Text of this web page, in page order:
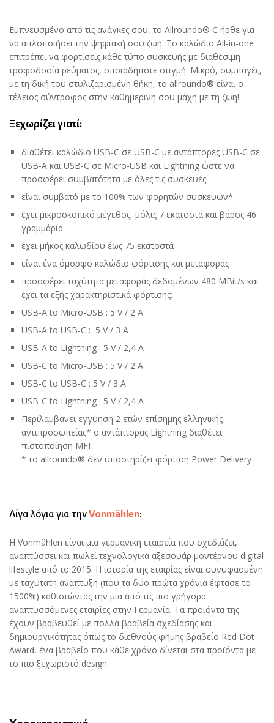
Καλώδιο
δεδομένων
(75
cm
–
κόκκινο)
Εμπνευσμένο από τις ανάγκες σου, το Allroundo® C ήρθε για
να απλοποιήσει την ψηφιακή σου ζωή. Το καλώδιο All-in-one
επιτρέπει να φορτίσεις κάθε τύπο συσκευής με διαθέσιμη
τροφοδοσία ρεύματος, οποιαδήποτε στιγμή. Μικρό, συμπαγές,
με τη δική του στυλιζαρισμένη θήκη, το allroundo® είναι ο
τέλειος σύντροφος στην καθημερινή σου μάχη με τη ζωή!
Ξεχωρίζει γιατί:
διαθέτει καλώδιο USB-C σε USB-C με αντάπτορες USB-C σε
USB-A και USB-C σε Micro-USB και Lightning ώστε να
προσφέρει συμβατότητα με όλες τις συσκευές
είναι συμβατό με το 100% των φορητών συσκευών*
έχει μικροσκοπικό μέγεθος, μόλις 7 εκατοστά και βάρος 46
γραμμάρια
έχει μήκος καλωδίου έως 75 εκατοστά
είναι ένα όμορφο καλώδιο φόρτισης και μεταφοράς
προσφέρει ταχύτητα μεταφοράς δεδομένων 480 MBit/s και
έχει τα εξής χαρακτηριστικά φόρτισης:
USB-A to Micro-USB : 5 V / 2 A
USB-A to USB-C : 5 V / 3 A
USB-A to Lightning : 5 V / 2,4 A
USB-C to Micro-USB : 5 V / 2 A
USB-C to USB-C : 5 V / 3 A
USB-C to Lightning : 5 V / 2,4 A
Περιλαμβάνει εγγύηση 2 ετών επίσημης ελληνικής
αντιπροσωπείας* ο αντάπτορας Lightning διαθέτει
πιστοποίηση MFI
* το allroundo® δεν υποστηρίζει φόρτιση Power Delivery
Λίγα λόγια για τηνVonmählen:
H Vonmählen είναι μια γερμανική εταιρεία που σχεδιάζει,
αναπτύσσει και πωλεί τεχνολογικά αξεσουάρ μοντέρνου digital
lifestyle από το 2015. Η ιστορία της εταιρίας είναι συνυφασμένη
με ταχύτατη ανάπτυξη (που τα δύο πρώτα χρόνια έφτασε το
1500%) καθιστώντας την μια από τις πιο γρήγορα
αναπτυσσόμενες εταιρίες στην Γερμανία. Τα προϊόντα της
έχουν βραβευθεί με πολλά βραβεία σχεδίασης και
δημιουργικότητας όπως το διεθνούς φήμης βραβείο Red Dot
Award, ένα βραβείο που κάθε χρόνο δίνεται στα προϊόντα με
το πιο ξεχωριστό design.